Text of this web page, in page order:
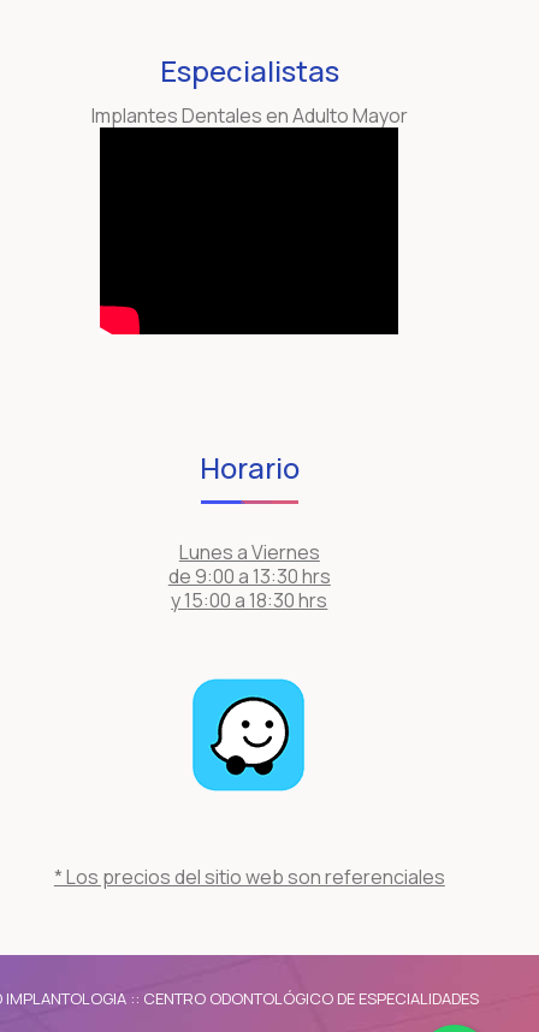
Especialistas
Implantes Dentales en Adulto Mayor
Horario
Lunes a Viernes
de 9:00 a 13:30 hrs
y 15:00 a 18:30 hrs
* Los precios del sitio web son referenciales
IMPLANTOLOGIA :: CENTRO ODONTOLÓGICO DE ESPECIALIDADES